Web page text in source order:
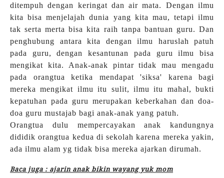
ditempuh dengan keringat dan air mata. Dengan ilmu
kita bisa menjelajah dunia yang kita mau, tetapi ilmu
tak serta merta bisa kita raih tanpa bantuan guru. Dan
penghubung antara kita dengan ilmu haruslah patuh
pada guru, dengan kesantunan pada guru ilmu bisa
mengikat kita. Anak-anak pintar tidak mau mengadu
pada orangtua ketika mendapat 'siksa' karena bagi
mereka mengikat ilmu itu sulit, ilmu itu mahal, bukti
kepatuhan pada guru merupakan keberkahan dan doa-
doa guru mustajab bagi anak-anak yang patuh.
Orangtua dulu mempercayakan anak kandungnya
dididik orangtua kedua di sekolah karena mereka yakin,
ada ilmu alam yg tidak bisa mereka ajarkan dirumah.
Baca juga : ajarin anak bikin wayang yuk mom